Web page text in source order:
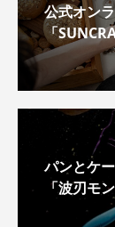
公式オン
「
パンとケ
「波刃モ